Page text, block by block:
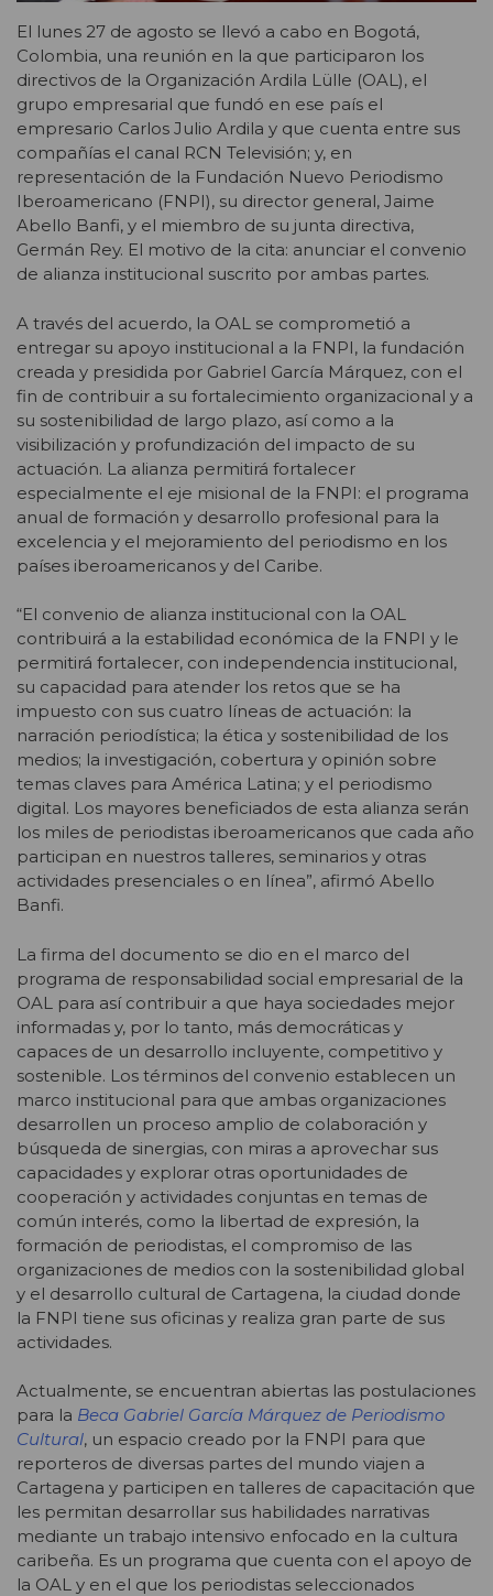
El lunes 27 de agosto se llevó a cabo en Bogotá,
Colombia, una reunión en la que participaron los
directivos de la Organización Ardila Lülle (OAL), el
grupo empresarial que fundó en ese país el
empresario Carlos Julio Ardila y que cuenta entre sus
compañías el canal RCN Televisión; y, en
representación de la Fundación Nuevo Periodismo
Iberoamericano (FNPI), su director general, Jaime
Abello Banfi, y el miembro de su junta directiva,
Germán Rey. El motivo de la cita: anunciar el convenio
de alianza institucional suscrito por ambas partes.
A través del acuerdo, la OAL se comprometió a
entregar su apoyo institucional a la FNPI, la fundación
creada y presidida por Gabriel García Márquez, con el
fin de contribuir a su fortalecimiento organizacional y a
su sostenibilidad de largo plazo, así como a la
visibilización y profundización del impacto de su
actuación. La alianza permitirá fortalecer
especialmente el eje misional de la FNPI: el programa
anual de formación y desarrollo profesional para la
excelencia y el mejoramiento del periodismo en los
países iberoamericanos y del Caribe.
“El convenio de alianza institucional con la OAL
contribuirá a la estabilidad económica de la FNPI y le
permitirá fortalecer, con independencia institucional,
su capacidad para atender los retos que se ha
impuesto con sus cuatro líneas de actuación: la
narración periodística; la ética y sostenibilidad de los
medios; la investigación, cobertura y opinión sobre
temas claves para América Latina; y el periodismo
digital. Los mayores beneficiados de esta alianza serán
los miles de periodistas iberoamericanos que cada año
participan en nuestros talleres, seminarios y otras
actividades presenciales o en línea”, afirmó Abello
Banfi.
La firma del documento se dio en el marco del
programa de responsabilidad social empresarial de la
OAL para así contribuir a que haya sociedades mejor
informadas y, por lo tanto, más democráticas y
capaces de un desarrollo incluyente, competitivo y
sostenible. Los términos del convenio establecen un
marco institucional para que ambas organizaciones
desarrollen un proceso amplio de colaboración y
búsqueda de sinergias, con miras a aprovechar sus
capacidades y explorar otras oportunidades de
cooperación y actividades conjuntas en temas de
común interés, como la libertad de expresión, la
formación de periodistas, el compromiso de las
organizaciones de medios con la sostenibilidad global
y el desarrollo cultural de Cartagena, la ciudad donde
la FNPI tiene sus oficinas y realiza gran parte de sus
actividades.
Actualmente, se encuentran abiertas las postulaciones
para la Beca Gabriel García Márquez de Periodismo
Cultural, un espacio creado por la FNPI para que
reporteros de diversas partes del mundo viajen a
Cartagena y participen en talleres de capacitación que
les permitan desarrollar sus habilidades narrativas
mediante un trabajo intensivo enfocado en la cultura
caribeña. Es un programa que cuenta con el apoyo de
la OAL y en el que los periodistas seleccionados